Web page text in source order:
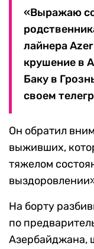
«Выражаю
лайнера
крушение в
Баку в
своем
Он обратил
выживших,
тяжелом
На борту
по
Азербайджана,